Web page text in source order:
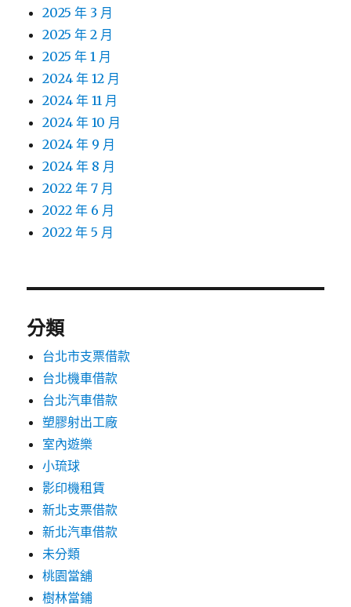
2025 年 3 月
2025 年 2 月
2025 年 1 月
2024 年 12 月
2024 年 11 月
2024 年 10 月
2024 年 9 月
2024 年 8 月
2022 年 7 月
2022 年 6 月
2022 年 5 月
分類
台北市支票借款
台北機車借款
台北汽車借款
塑膠射出工廠
室內遊樂
小琉球
影印機租賃
新北支票借款
新北汽車借款
未分類
桃園當舖
樹林當鋪